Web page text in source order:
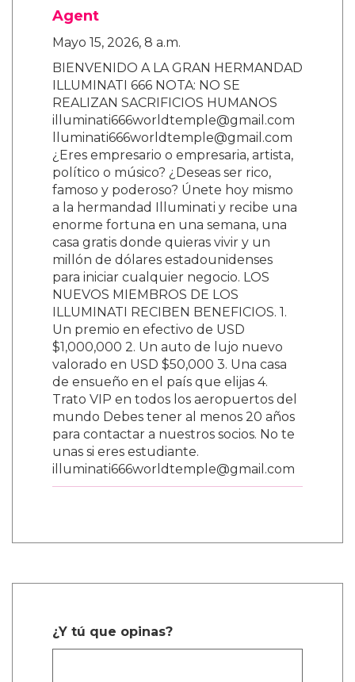
Agent
Mayo 15, 2026, 8 a.m.
BIENVENIDO A LA GRAN HERMANDAD
ILLUMINATI 666 NOTA: NO SE
REALIZAN SACRIFICIOS HUMANOS
illuminati666worldtemple@gmail.com
lluminati666worldtemple@gmail.com
¿Eres empresario o empresaria, artista,
político o músico? ¿Deseas ser rico,
famoso y poderoso? Únete hoy mismo
a la hermandad Illuminati y recibe una
enorme fortuna en una semana, una
casa gratis donde quieras vivir y un
millón de dólares estadounidenses
para iniciar cualquier negocio. LOS
NUEVOS MIEMBROS DE LOS
ILLUMINATI RECIBEN BENEFICIOS. 1.
Un premio en efectivo de USD
$1,000,000 2. Un auto de lujo nuevo
valorado en USD $50,000 3. Una casa
de ensueño en el país que elijas 4.
Trato VIP en todos los aeropuertos del
mundo Debes tener al menos 20 años
para contactar a nuestros socios. No te
unas si eres estudiante.
illuminati666worldtemple@gmail.com
¿Y tú que opinas?